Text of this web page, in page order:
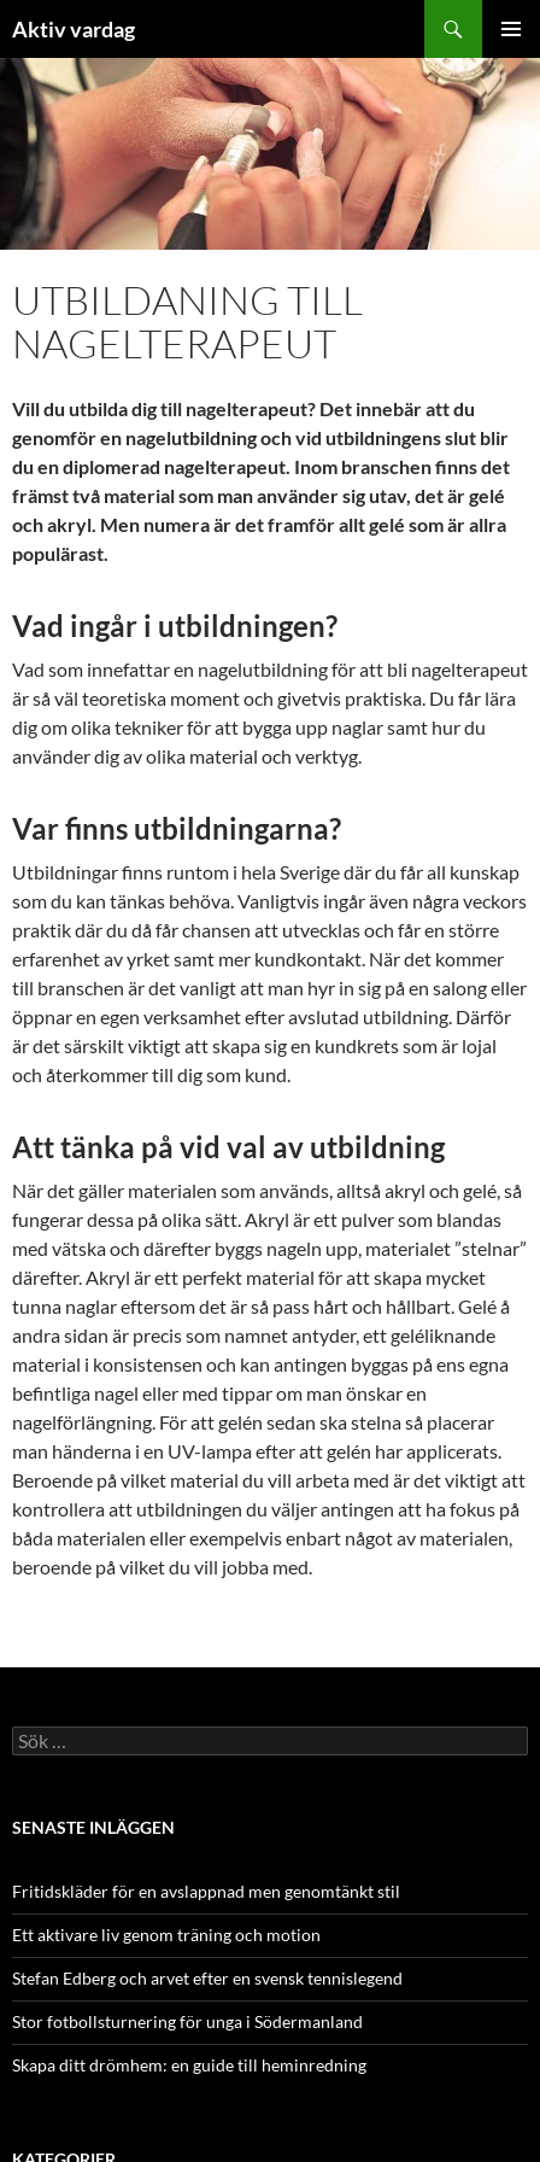
till
innehåll
Aktiv vardag
PRIMÄR
MENY
UTBILDANING TILL
NAGELTERAPEUT
Vill du utbilda dig till nagelterapeut? Det innebär att du
genomför en nagelutbildning och vid utbildningens slut blir
du en diplomerad nagelterapeut. Inom branschen finns det
främst två material som man använder sig utav, det är gelé
och akryl. Men numera är det framför allt gelé som är allra
populärast.
Vad ingår i utbildningen?
Vad som innefattar en nagelutbildning för att bli nagelterapeut
är så väl teoretiska moment och givetvis praktiska. Du får lära
dig om olika tekniker för att bygga upp naglar samt hur du
använder dig av olika material och verktyg.
Var finns utbildningarna?
Utbildningar finns runtom i hela Sverige där du får all kunskap
som du kan tänkas behöva. Vanligtvis ingår även några veckors
praktik där du då får chansen att utvecklas och får en större
erfarenhet av yrket samt mer kundkontakt. När det kommer
till branschen är det vanligt att man hyr in sig på en salong eller
öppnar en egen verksamhet efter avslutad utbildning. Därför
är det särskilt viktigt att skapa sig en kundkrets som är lojal
och återkommer till dig som kund.
Att tänka på vid val av utbildning
När det gäller materialen som används, alltså akryl och gelé, så
fungerar dessa på olika sätt. Akryl är ett pulver som blandas
med vätska och därefter byggs nageln upp, materialet ”stelnar”
därefter. Akryl är ett perfekt material för att skapa mycket
tunna naglar eftersom det är så pass hårt och hållbart. Gelé å
andra sidan är precis som namnet antyder, ett geléliknande
material i konsistensen och kan antingen byggas på ens egna
befintliga nagel eller med tippar om man önskar en
nagelförlängning. För att gelén sedan ska stelna så placerar
man händerna i en UV-lampa efter att gelén har applicerats.
Beroende på vilket material du vill arbeta med är det viktigt att
kontrollera att utbildningen du väljer antingen att ha fokus på
båda materialen eller exempelvis enbart något av materialen,
beroende på vilket du vill jobba med.
Sök
efter:
SENASTE INLÄGGEN
Fritidskläder för en avslappnad men genomtänkt stil
Ett aktivare liv genom träning och motion
Stefan Edberg och arvet efter en svensk tennislegend
Stor fotbollsturnering för unga i Södermanland
Skapa ditt drömhem: en guide till heminredning